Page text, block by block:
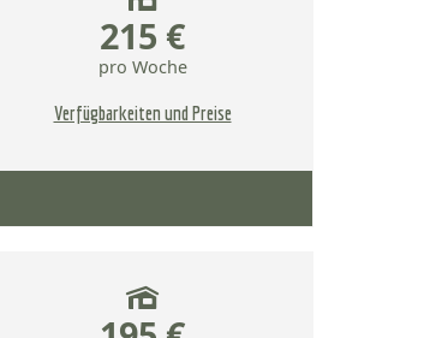
215 €
pro Woche
Verfügbarkeiten und Preise